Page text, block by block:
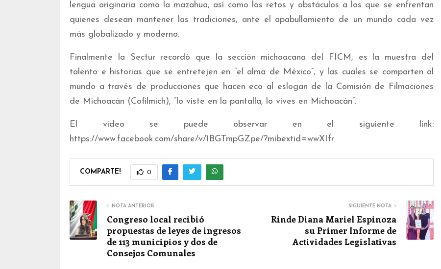
lengua originaria como la mazahua, así como los retos y obstáculos a los que se enfrentan
quienes desean mantener las tradiciones, ante el apabullamiento de un mundo cada vez
más globalizado y moderno.
Finalmente la Sectur recordó que la sección michoacana del FICM, es la muestra del
talento e historias que se entretejen en “el alma de México”, y las cuales se comparten al
mundo a través de producciones que hacen eco al eslogan de la Comisión de Filmaciones
de Michoacán (Cofilmich), “lo viste en la pantalla, lo vives en Michoacán”.
El video se puede observar en el siguiente link:
https://www.facebook.com/share/v/1BGTmpGZpe/?mibextid=wwXIfr
COMPARTE! 0
NOTA ANTERIOR
Congreso local recibió
propuestas de leyes de ingresos
de 113 municipios y dos de
Consejos Comunales
SIGUIENTE NOTA
Rinde Diana Mariel Espinoza
su Primer Informe de
Actividades Legislativas